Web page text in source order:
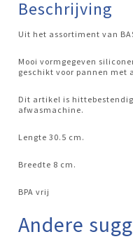
Beschrijving
Uit het assortiment van
Mooi vormgegeven
geschikt voor pannen met
Dit artikel is
afwasmachine.
Lengte 30.5 cm.
Breedte 8 cm.
BPA vrij
Andere